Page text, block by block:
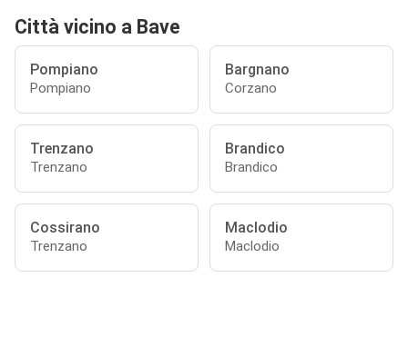
Città vicino a Bave
Pompiano
Pompiano
Bargnano
Corzano
Trenzano
Trenzano
Brandico
Brandico
Cossirano
Trenzano
Maclodio
Maclodio